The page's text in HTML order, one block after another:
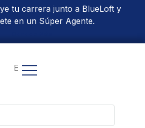
tu carrera junto a BlueLoft y
en un Súper Agente.
EN